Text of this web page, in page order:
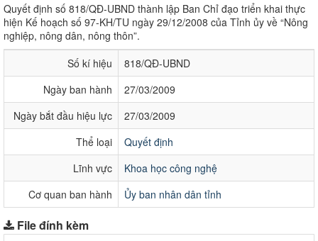
Quyết định số 818/QĐ-UBND của Ủy ban nhân dân
Quyết định số 818/QĐ-UBND thành lập Ban Chỉ đạo triển khai thực
hiện Kế hoạch số 97-KH/TU ngày 29/12/2008 của Tỉnh ủy về “Nông
nghiệp, nông dân, nông thôn”.
Số kí hiệu
818/QĐ-UBND
Ngày ban hành
27/03/2009
Ngày bắt đầu hiệu lực
27/03/2009
Thể loại
Quyết định
Lĩnh vực
Khoa học công nghệ
Cơ quan ban hành
Ủy ban nhân dân tỉnh
File đính kèm